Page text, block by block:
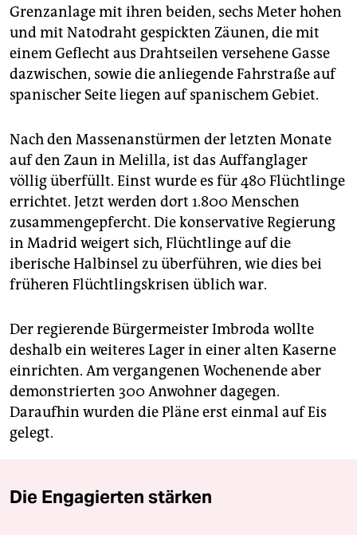
Grenzanlage mit ihren beiden, sechs Meter hohen
und mit Natodraht gespickten Zäunen, die mit
einem Geflecht aus Drahtseilen versehene Gasse
dazwischen, sowie die anliegende Fahrstraße auf
spanischer Seite liegen auf spanischem Gebiet.
Nach den Massenanstürmen der letzten Monate
auf den Zaun in Melilla, ist das Auffanglager
völlig überfüllt. Einst wurde es für 480 Flüchtlinge
errichtet. Jetzt werden dort 1.800 Menschen
zusammengepfercht. Die konservative Regierung
in Madrid weigert sich, Flüchtlinge auf die
iberische Halbinsel zu überführen, wie dies bei
früheren Flüchtlingskrisen üblich war.
Der regierende Bürgermeister Imbroda wollte
deshalb ein weiteres Lager in einer alten Kaserne
einrichten. Am vergangenen Wochenende aber
demonstrierten 300 Anwohner dagegen.
Daraufhin wurden die Pläne erst einmal auf Eis
gelegt.
Die Engagierten stärken